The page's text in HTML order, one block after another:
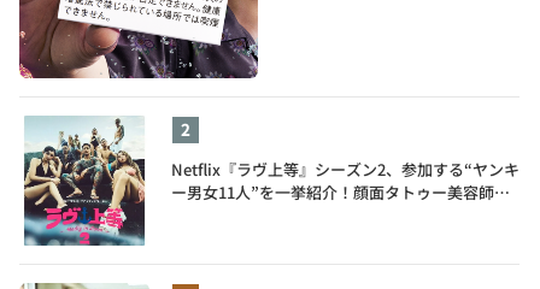
Netflix『ラヴ上等』シーズン2、参加する“ヤンキ
ー男女11人”を一挙紹介！顔面タトゥー美容師、